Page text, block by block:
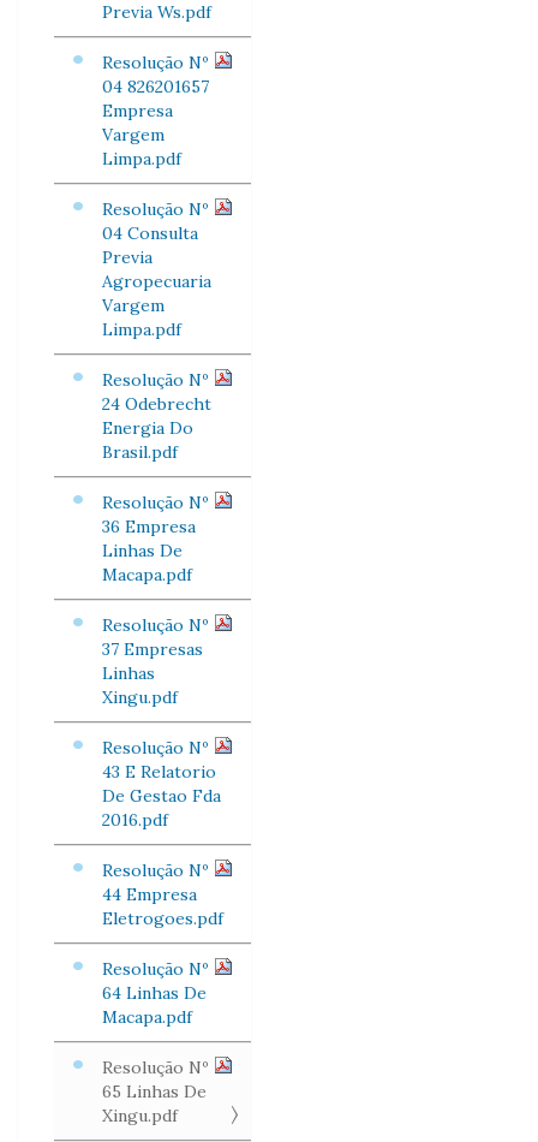
Previa Ws.pdf
Resolução Nº
04 826201657
Empresa
Vargem
Limpa.pdf
Resolução Nº
04 Consulta
Previa
Agropecuaria
Vargem
Limpa.pdf
Resolução Nº
24 Odebrecht
Energia Do
Brasil.pdf
Resolução Nº
36 Empresa
Linhas De
Macapa.pdf
Resolução Nº
37 Empresas
Linhas
Xingu.pdf
Resolução Nº
43 E Relatorio
De Gestao Fda
2016.pdf
Resolução Nº
44 Empresa
Eletrogoes.pdf
Resolução Nº
64 Linhas De
Macapa.pdf
Resolução Nº
65 Linhas De
Xingu.pdf